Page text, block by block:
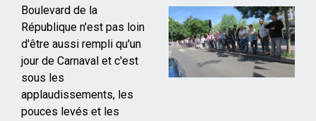
Boulevard de la
République n'est pas loin
d'être aussi rempli qu'un
jour de Carnaval et c'est
sous les
applaudissements, les
pouces levés et les